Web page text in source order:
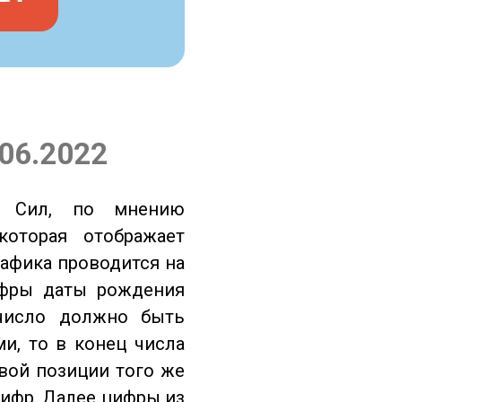
Сил, по мнению
отображает
проводится на
даты рождения
должно быть
то в конец числа
позиции того же